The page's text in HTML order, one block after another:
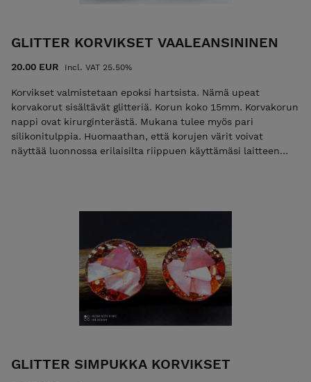
GLITTER KORVIKSET VAALEANSININEN
20.00 EUR Incl. VAT 25.50%
Korvikset valmistetaan epoksi hartsista. Nämä upeat
korvakorut sisältävät glitteriä. Korun koko 15mm. Korvakorun
nappi ovat kirurginterästä. Mukana tulee myös pari
silikonitulppia. Huomaathan, että korujen värit voivat
näyttää luonnossa erilaisilta riippuen käyttämäsi laitteen
GLITTER SIMPUKKA KORVIKSET